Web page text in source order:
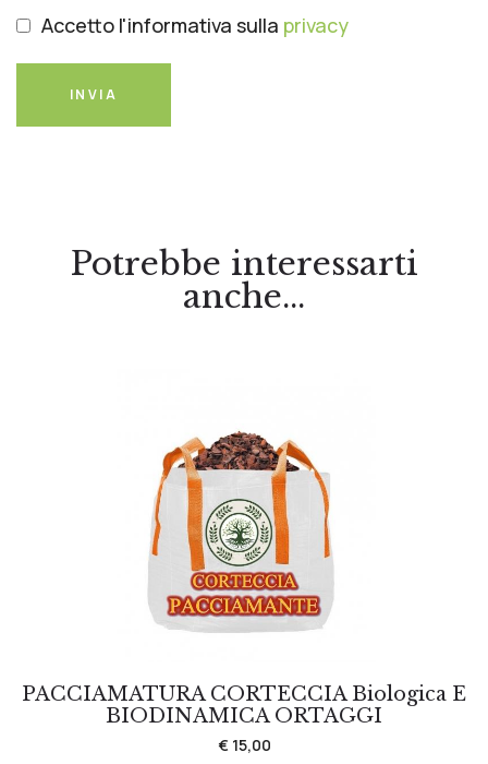
Accetto l'informativa sulla privacy
INVIA
Potrebbe interessarti
anche...
PACCIAMATURA CORTECCIA Biologica E
BIODINAMICA ORTAGGI
€ 15,00